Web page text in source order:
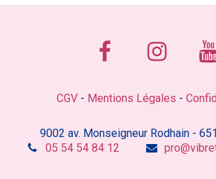
CGV - Mentions Légales -
9002 av. Monseigneur Rodhain -
05 54 54 84 12